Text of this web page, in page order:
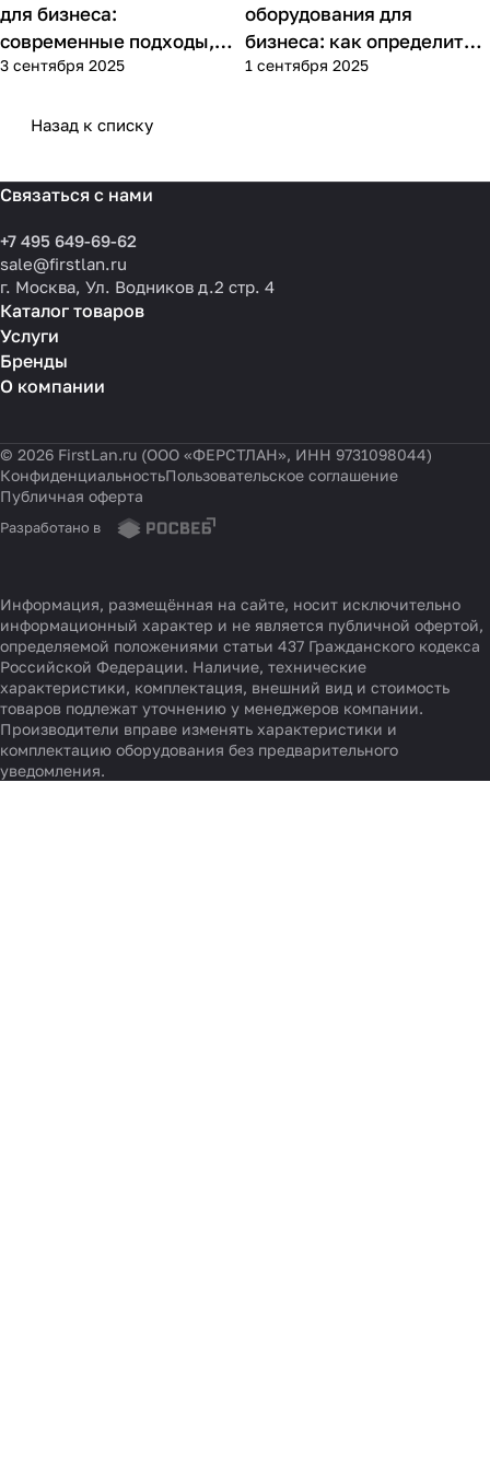
для бизнеса:
современные подходы,
практика применения и
3 сентября 2025
оборудования для
бизнеса: как определить
потребности компании и
1 сентября 2025
Назад к списку
Связаться с нами
+7 495 649-69-62
sale@firstlan.ru
г. Москва, Ул. Водников д.2 стр. 4
Каталог товаров
Услуги
Бренды
О компании
© 2026 FirstLan.ru (ООО «ФЕРСТЛАН», ИНН 9731098044)
КонфиденциальностьПользовательское соглашение
Публичная оферта
Разработано в
Информация, размещённая на сайте, носит исключительно
информационный характер и не является публичной офертой,
определяемой положениями статьи 437 Гражданского кодекса
Российской Федерации. Наличие, технические
характеристики, комплектация, внешний вид и стоимость
товаров подлежат уточнению у менеджеров компании.
Производители вправе изменять характеристики и
комплектацию оборудования без предварительного
уведомления.